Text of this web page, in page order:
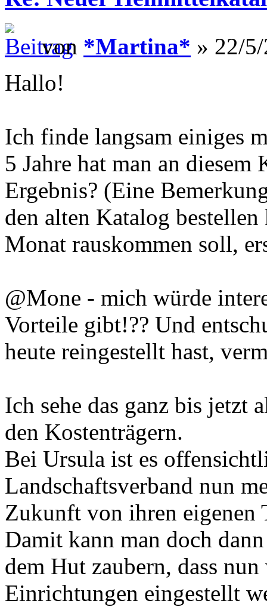
von *Martina* » 22/
Hallo!
Ich finde langsam einiges
5 Jahre hat man an diesem
Ergebnis? (Eine
den alten Katalog
Monat rauskommen soll,
@Mone - mich würde
Vorteile gibt!?? Und
heute reingestellt hast,
Ich sehe das ganz bis jetzt
den Kostenträgern.
Bei Ursula ist es
Landschaftsverband nun
Zukunft von ihren eigenen
Damit kann man doch
dem Hut zaubern, dass
Einrichtungen eingestellt